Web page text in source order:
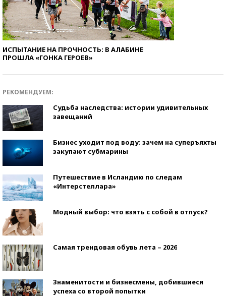
ИСПЫТАНИЕ НА ПРОЧНОСТЬ: В АЛАБИНЕ
ПРОШЛА «ГОНКА ГЕРОЕВ»
РЕКОМЕНДУЕМ:
Судьба наследства: истории удивительных
завещаний
Бизнес уходит под воду: зачем на суперъяхты
закупают субмарины
Путешествие в Исландию по следам
«Интерстеллара»
Модный выбор: что взять с собой в отпуск?
Самая трендовая обувь лета – 2026
Знаменитости и бизнесмены, добившиеся
успеха со второй попытки